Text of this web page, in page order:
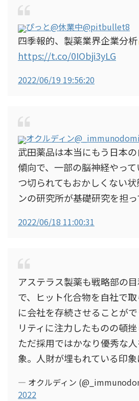
ぴっと@休業中@pitbullet8
四季報的、製薬業界企業分析
https://t.co/0IObji3yLG
2022/06/19 19:56:20
オクルディン
武田薬品は本当にもう日本
傾向で、一部の脳神経やっ
つ切られてもおかしくない
ンの研究所が基礎研究を担っ
2022/06/18 11:00:31
アステラス製薬も戦略部の
で、ヒット化合物を自社で
に会社を存続させることが
リティに注力したものの頓挫
ただ採用ではかなり優秀な
象。人財が埋もれている印象
— オクルディン
2022